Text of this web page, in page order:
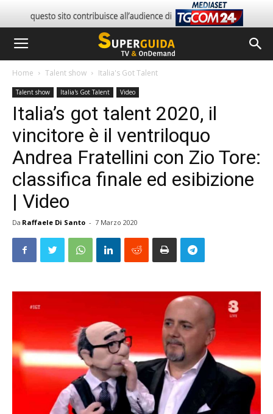
Home Talent show Italia's Got Talent
Talent show Italia's Got Talent Video
Italia’s got talent 2020, il
vincitore è il ventriloquo
Andrea Fratellini con Zio Tore:
classifica finale ed esibizione
| Video
Da Raffaele Di Santo - 7 Marzo 2020